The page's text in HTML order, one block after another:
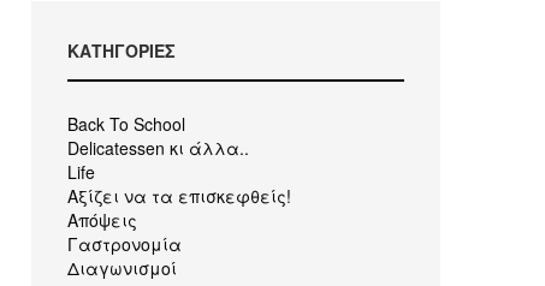
KΑΤΗΓΟΡΙΕΣ
Back To School
Delicatessen κι άλλα..
Life
Αξίζει να τα επισκεφθείς!
Απόψεις
Γαστρονομία
Διαγωνισμοί